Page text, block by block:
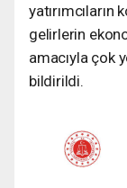
gelirlerin
amacıyla çok
bildirildi.